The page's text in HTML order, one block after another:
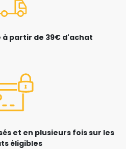
partir de 39€ d'achat
et en plusieurs fois sur les
éligibles